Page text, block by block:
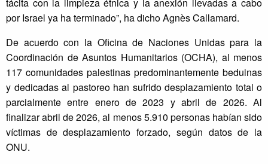
tácita con la limpieza étnica y la anexión llevadas a cabo
por Israel ya ha terminado”, ha dicho Agnès Callamard.
De acuerdo con la Oficina de Naciones Unidas para la
Coordinación de Asuntos Humanitarios (OCHA), al menos
117 comunidades palestinas predominantemente beduinas
y dedicadas al pastoreo han sufrido desplazamiento total o
parcialmente entre enero de 2023 y abril de 2026. Al
finalizar abril de 2026, al menos 5.910 personas habían sido
víctimas de desplazamiento forzado, según datos de la
ONU.